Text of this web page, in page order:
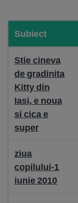
Subiect
Stie cineva
de gradinita
Kitty din
Iasi, e noua
si cica e
super
ziua
copilului-1
iunie 2010